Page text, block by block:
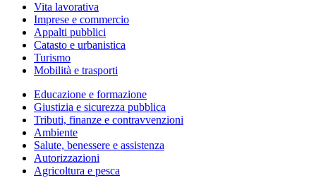
Vita lavorativa
Imprese e commercio
Appalti pubblici
Catasto e urbanistica
Turismo
Mobilità e trasporti
Educazione e formazione
Giustizia e sicurezza pubblica
Tributi, finanze e contravvenzioni
Ambiente
Salute, benessere e assistenza
Autorizzazioni
Agricoltura e pesca